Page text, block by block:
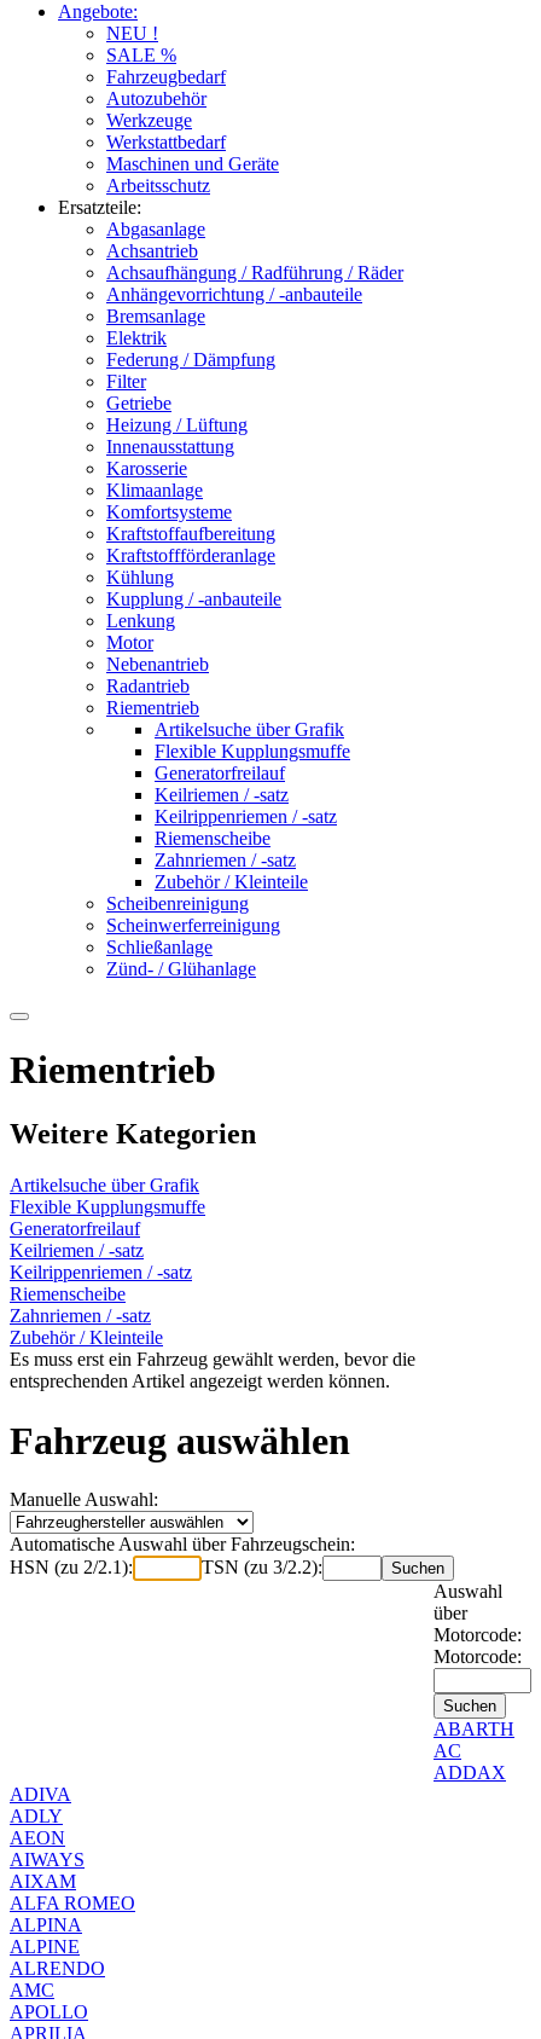
Angebote:
NEU !
SALE %
Fahrzeugbedarf
Autozubehör
Werkzeuge
Werkstattbedarf
Maschinen und Geräte
Arbeitsschutz
Ersatzteile:
Abgasanlage
Achsantrieb
Achsaufhängung / Radführung / Räder
Anhängevorrichtung / -anbauteile
Bremsanlage
Elektrik
Federung / Dämpfung
Filter
Getriebe
Heizung / Lüftung
Innenausstattung
Karosserie
Klimaanlage
Komfortsysteme
Kraftstoffaufbereitung
Kraftstoffförderanlage
Kühlung
Kupplung / -anbauteile
Lenkung
Motor
Nebenantrieb
Radantrieb
Riementrieb
Artikelsuche über Grafik
Flexible Kupplungsmuffe
Generatorfreilauf
Keilriemen / -satz
Keilrippenriemen / -satz
Riemenscheibe
Zahnriemen / -satz
Zubehör / Kleinteile
Scheibenreinigung
Scheinwerferreinigung
Schließanlage
Zünd- / Glühanlage
Riementrieb
Weitere Kategorien
Artikelsuche über Grafik
Flexible Kupplungsmuffe
Generatorfreilauf
Keilriemen / -satz
Keilrippenriemen / -satz
Riemenscheibe
Zahnriemen / -satz
Zubehör / Kleinteile
Es muss erst ein Fahrzeug gewählt werden, bevor die
entsprechenden Artikel angezeigt werden können.
Fahrzeug auswählen
Manuelle Auswahl:
Automatische Auswahl über Fahrzeugschein:
HSN (zu 2/2.1):
TSN (zu 3/2.2):
Auswahl
über
Motorcode:
Motorcode:
ABARTH
AC
ADDAX
ADIVA
ADLY
AEON
AIWAYS
AIXAM
ALFA ROMEO
ALPINA
ALPINE
ALRENDO
AMC
APOLLO
APRILIA